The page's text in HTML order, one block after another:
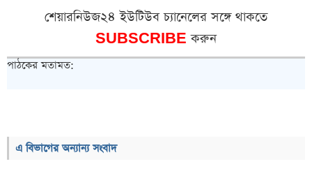
শেয়ারনিউজ২৪ ইউটিউব চ্যানেলের সঙ্গে থাকতে
SUBSCRIBEকরুন
পাঠকের মতামত:
এ বিভাগের অন্যান্য সংবাদ